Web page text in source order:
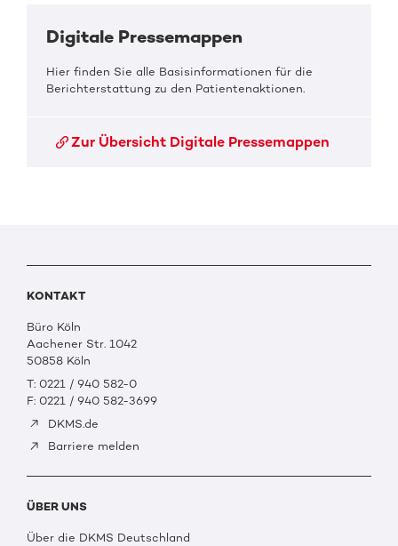
Digitale Pressemappen
Hier finden Sie alle Basisinformationen für die
Berichterstattung zu den Patientenaktionen.
Zur Übersicht Digitale Pressemappen
KONTAKT
Büro Köln
Aachener Str. 1042
50858 Köln
T: 0221 / 940 582-0
F: 0221 / 940 582-3699
DKMS.de
Barriere melden
ÜBER UNS
Über die DKMS Deutschland